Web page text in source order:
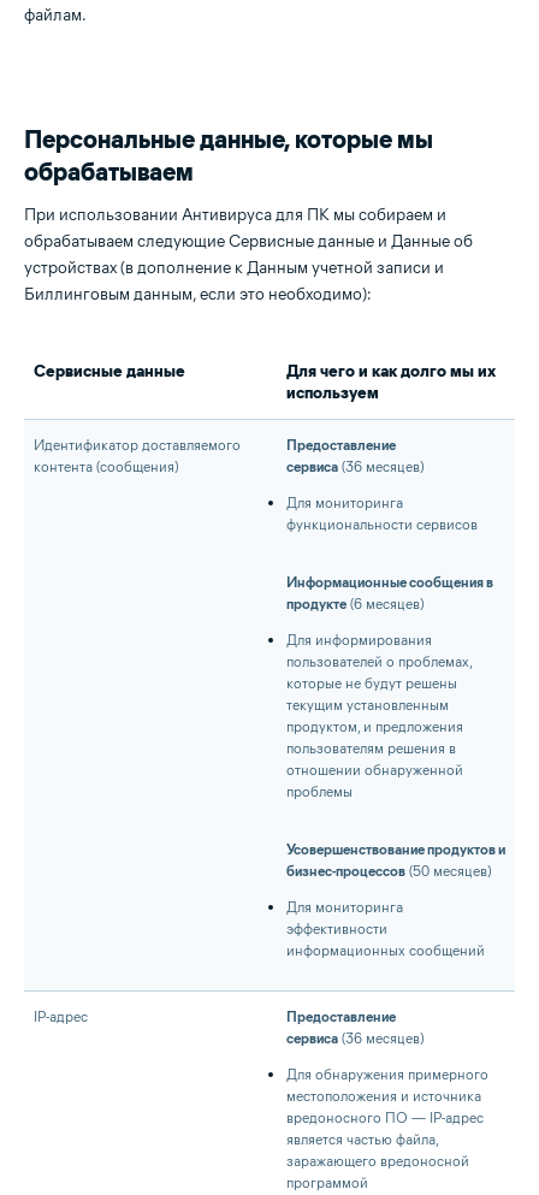
файлам.
Персональные данные, которые мы
обрабатываем
При использовании Антивируса для ПК мы собираем и
обрабатываем следующие Сервисные данные и Данные об
устройствах (в дополнение к Данным учетной записи и
Биллинговым данным, если это необходимо):
Сервисные данные
Для чего и как долго мы их
используем
Идентификатор доставляемого
контента (сообщения)
Предоставление
сервиса (36 месяцев)
Для мониторинга
функциональности сервисов
Информационные сообщения в
продукте (6 месяцев)
Для информирования
пользователей о проблемах,
которые не будут решены
текущим установленным
продуктом, и предложения
пользователям решения в
отношении обнаруженной
проблемы
Усовершенствование продуктов и
бизнес-процессов (50 месяцев)
Для мониторинга
эффективности
информационных сообщений
IP-адрес
Предоставление
сервиса (36 месяцев)
Для обнаружения примерного
местоположения и источника
вредоносного ПО — IP-адрес
является частью файла,
заражающего вредоносной
программой